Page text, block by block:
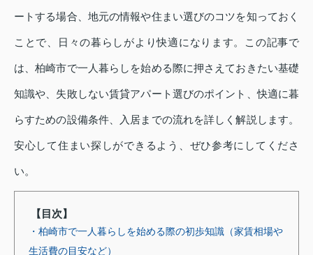
ートする場合、地元の情報や住まい選びのコツを知っておく
ことで、日々の暮らしがより快適になります。この記事で
は、柏崎市で一人暮らしを始める際に押さえておきたい基礎
知識や、失敗しない賃貸アパート選びのポイント、快適に暮
らすための設備条件、入居までの流れを詳しく解説します。
安心して住まい探しができるよう、ぜひ参考にしてくださ
い。
【目次】
・柏崎市で一人暮らしを始める際の初歩知識（家賃相場や
生活費の目安など）